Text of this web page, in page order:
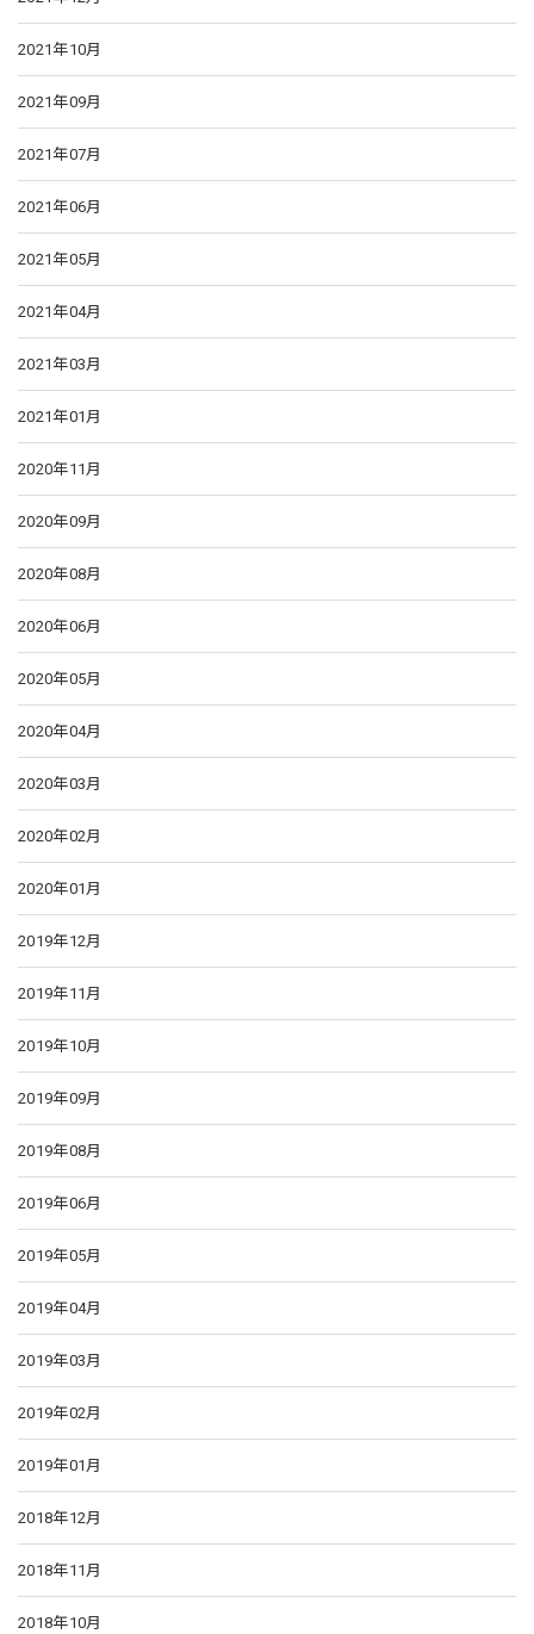
2021年10月
2021年09月
2021年07月
2021年06月
2021年05月
2021年04月
2021年03月
2021年01月
2020年11月
2020年09月
2020年08月
2020年06月
2020年05月
2020年04月
2020年03月
2020年02月
2020年01月
2019年12月
2019年11月
2019年10月
2019年09月
2019年08月
2019年06月
2019年05月
2019年04月
2019年03月
2019年02月
2019年01月
2018年12月
2018年11月
2018年10月